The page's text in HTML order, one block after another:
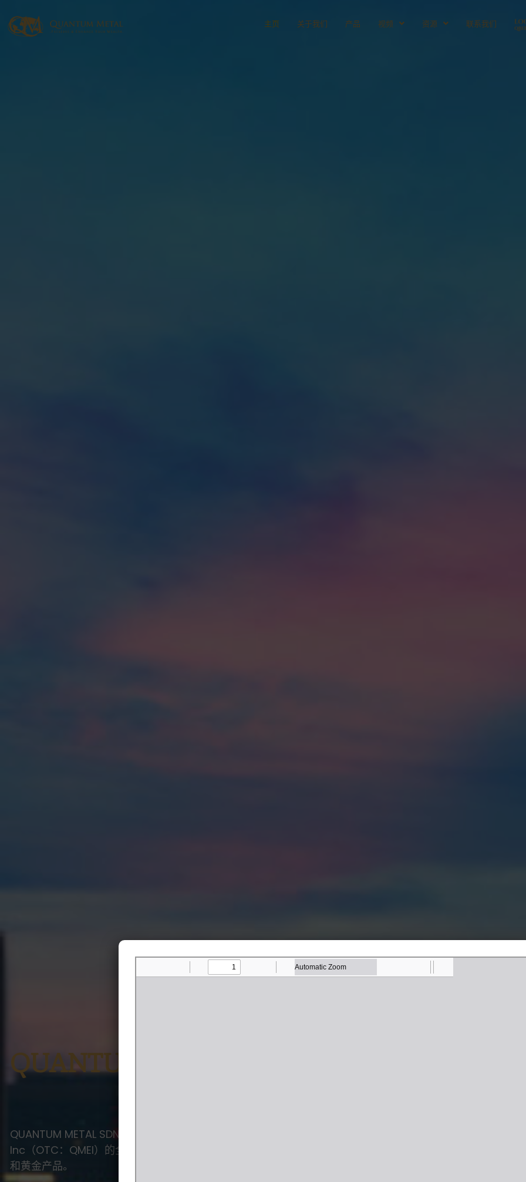
主页 关于我们 产品 视频 资源 联系我们
QUANTUM METAL 马来西亚
QUANTUM METAL SDN BHD（1011907U）（“QMSB”）是 Quantum Metal Exchange
Inc（OTC：QMEI）的全资子公司。QMSB成立于2012年，主要从事供应和交易贵金属
和黄金产品。